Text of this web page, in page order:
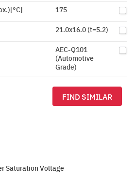
175
21.0x16.0 (t=5.2)
AEC-Q101
(Automotive
Grade)
FIND SIMILAR
Saturation Voltage